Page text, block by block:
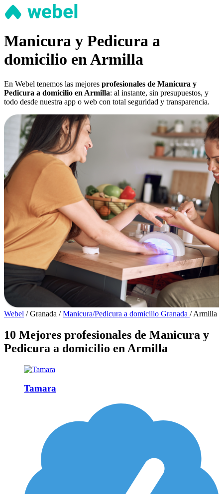
Manicura y Pedicura a
domicilio en Armilla
En Webel tenemos las mejores profesionales de Manicura y
Pedicura a domicilio en Armilla: al instante, sin presupuestos, y
todo desde nuestra app o web con total seguridad y transparencia.
Webel / Granada / Manicura/Pedicura a domicilio Granada / Armilla
10 Mejores profesionales de Manicura y
Pedicura a domicilio en Armilla
Tamara